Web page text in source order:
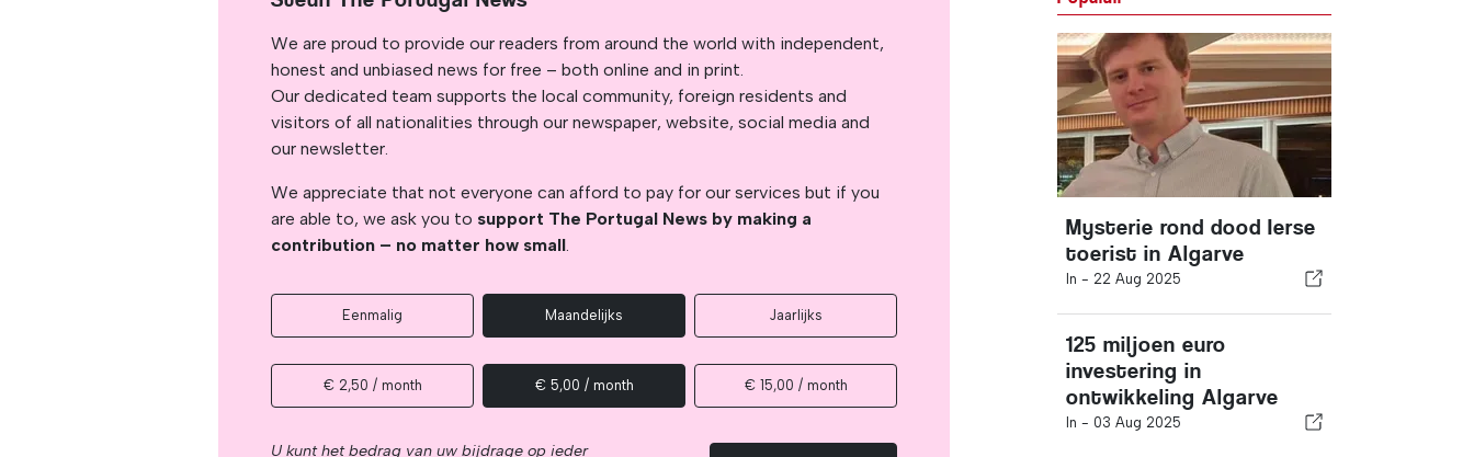
We are proud to provide our readers from around the world with independent,
honest and unbiased news for free – both online and in print.
Our dedicated team supports the local community, foreign residents and
visitors of all nationalities through our newspaper, website, social media and
our newsletter.
We appreciate that not everyone can afford to pay for our services but if you
are able to, we ask you to support The Portugal News by making a
contribution – no matter how small.
Eenmalig Maandelijks Jaarlijks
€ 2,50 / month € 5,00 / month € 15,00 / month
U kunt het bedrag van uw bijdrage op ieder
Mysterie rond dood Ierse
toerist in Algarve
In - 22 Aug 2025
125 miljoen euro
investering in
ontwikkeling Algarve
In - 03 Aug 2025